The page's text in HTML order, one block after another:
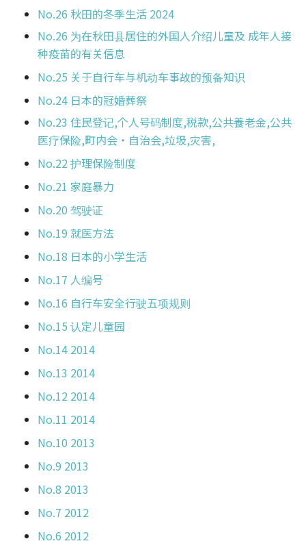
No.26 秋田的冬季生活 2024
No.26 为在秋田县居住的外国人介绍儿童及 成年人接
种疫苗的有关信息
No.25 关于自行车与机动车事故的预备知识
No.24 日本的冠婚葬祭
No.23 住民登记,个人号码制度,税款,公共養老金,公共
医疗保险,町内会・自治会,垃圾,灾害,
No.22 护理保险制度
No.21 家庭暴力
No.20 驾驶证
No.19 就医方法
No.18 日本的小学生活
No.17 人编号
No.16 自行车安全行驶五项规则
No.15 认定儿童园
No.14 2014
No.13 2014
No.12 2014
No.11 2014
No.10 2013
No.9 2013
No.8 2013
No.7 2012
No.6 2012